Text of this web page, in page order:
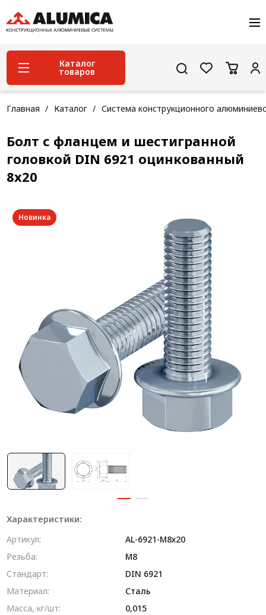
О компании
Услуги
Сервис и поддержка
Проекты
Контакты
Каталог
товаров
Система конструкционного алюминиевого
профиля
Конструкционная трубная система
Модульная трубная система
Кабельные короба
Конвейерная фурнитура
Система линейного перемещения NEW!
Алюминиевые промышленные ограждения
Алюминиевая промышленная мебель
Крейты и кассеты Subrack systems
Профиль строительного назначения
Радиаторный алюминиевый профиль NEW!
Лист алюминиевый
Конструкции из профиля
Услуги дополнительной обработки профиля
Главная Каталог Система конструкционного
Болт с фланцем и шестигранной
головкой DIN 6921 оцинкованный
8х20
Новинка
Характеристики:
Артикул:
AL-6921-M8х20
Резьба:
М8
Стандарт:
DIN 6921
Материал:
Сталь
Масса, кг/шт:
0,015